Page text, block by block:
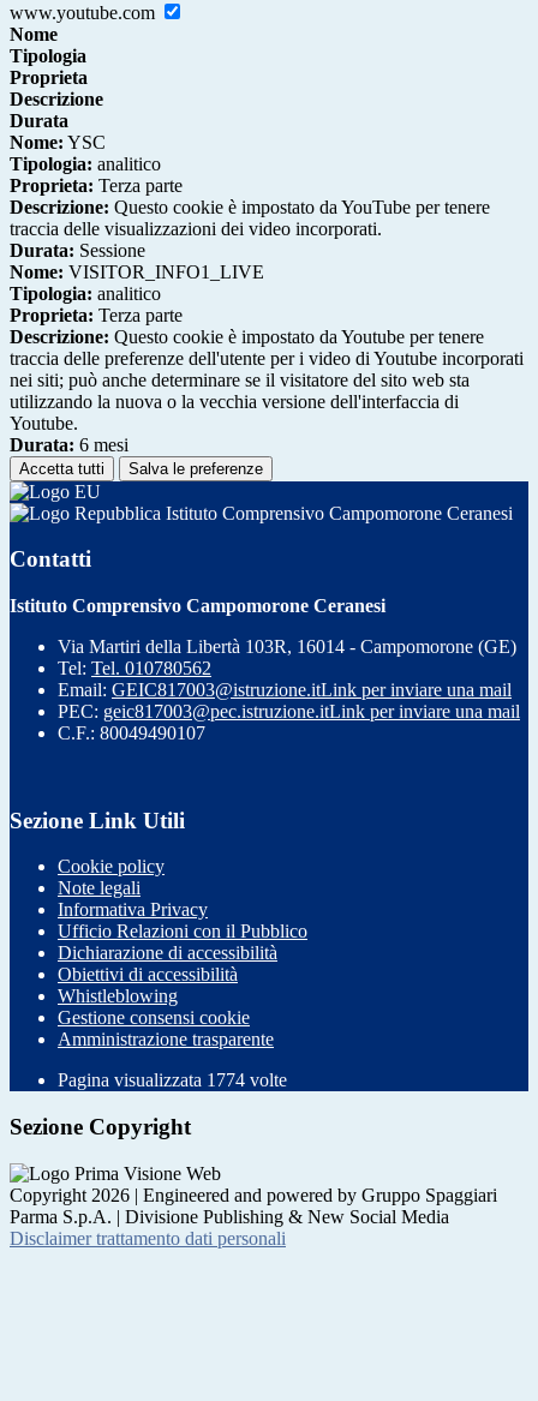
www.youtube.com
Nome
Tipologia
Proprieta
Descrizione
Durata
Nome: YSC
Tipologia: analitico
Proprieta: Terza parte
Descrizione: Questo cookie è impostato da YouTube per tenere
traccia delle visualizzazioni dei video incorporati.
Durata: Sessione
Nome: VISITOR_INFO1_LIVE
Tipologia: analitico
Proprieta: Terza parte
Descrizione: Questo cookie è impostato da Youtube per tenere
traccia delle preferenze dell'utente per i video di Youtube incorporati
nei siti; può anche determinare se il visitatore del sito web sta
utilizzando la nuova o la vecchia versione dell'interfaccia di
Youtube.
Durata: 6 mesi
Accetta tutti Salva le preferenze
Istituto Comprensivo Campomorone Ceranesi
Contatti
Istituto Comprensivo Campomorone Ceranesi
Via Martiri della Libertà 103R, 16014 - Campomorone (GE)
Tel: Tel. 010780562
Email: GEIC817003@istruzione.itLink per inviare una mail
PEC: geic817003@pec.istruzione.itLink per inviare una mail
C.F.: 80049490107
Sezione Link Utili
Cookie policy
Note legali
Informativa Privacy
Ufficio Relazioni con il Pubblico
Dichiarazione di accessibilità
Obiettivi di accessibilità
Whistleblowing
Gestione consensi cookie
Amministrazione trasparente
Pagina visualizzata 1774 volte
Sezione Copyright
Copyright 2026 | Engineered and powered by Gruppo Spaggiari
Parma S.p.A. | Divisione Publishing & New Social Media
Disclaimer trattamento dati personali